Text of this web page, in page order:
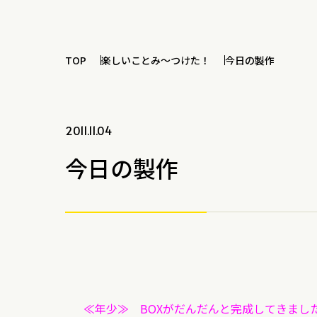
TOP 楽しいことみ～つけた！ 今日の製作
2011.11.04
今日の製作
≪年少≫ BOXがだんだんと完成してきまし